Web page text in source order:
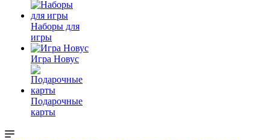
Наборы для
игры
Игра Новус
Подарочные
карты